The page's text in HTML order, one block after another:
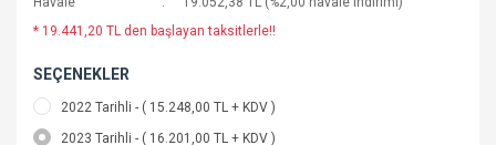
* 19.441,20 TL den başlayan taksitlerle!!
SEÇENEKLER
2022 Tarihli - ( 15.248,00 TL + KDV )
2023 Tarihli - ( 16.201,00 TL + KDV )